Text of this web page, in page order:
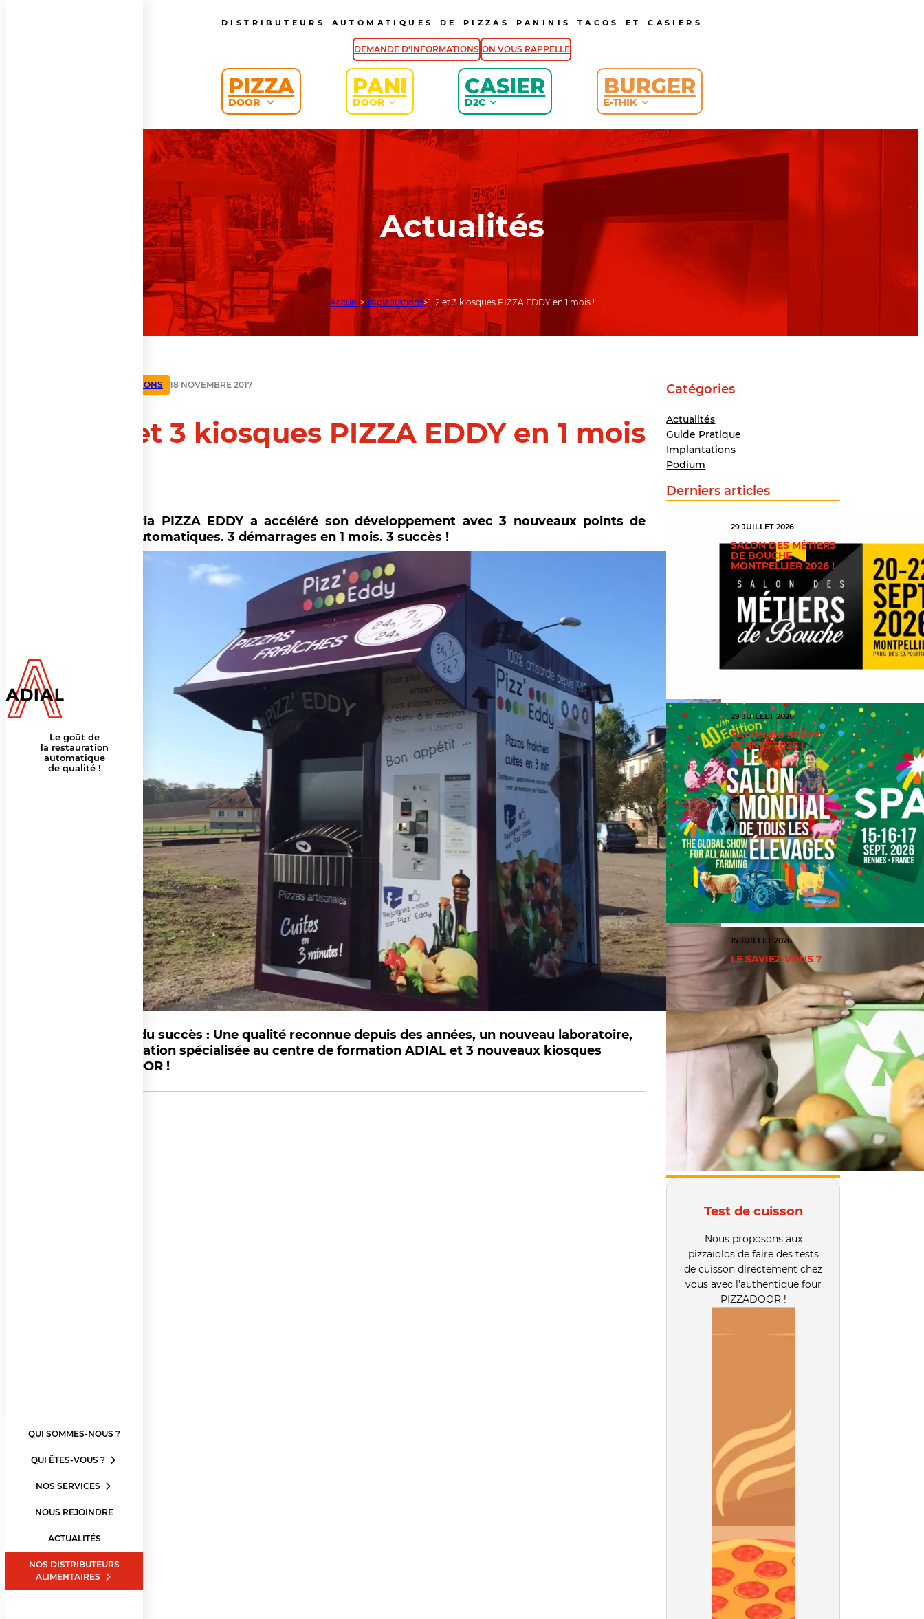
Le goût de
la restauration
automatique
de qualité !
QUI SOMMES-NOUS ?
QUI ÊTES-VOUS ?
NOS SERVICES
NOUS REJOINDRE
ACTUALITÉS
NOS DISTRIBUTEURS
ALIMENTAIRES
DISTRIBUTEURS AUTOMATIQUES DE PIZZAS PANINIS TACOS ET CASIERS
DEMANDE D'INFORMATIONS ON VOUS RAPPELLE
PIZZA
DOOR
PANI
DOOR
CASIER
D2C
BURGER
E-THIK
Actualités
Accueil Implantations 1, 2 et 3 kiosques PIZZA EDDY en 1 mois !
IMPLANTATIONS 18 NOVEMBRE 2017
1, 2 et 3 kiosques PIZZA EDDY en 1 mois
La pizzeria PIZZA EDDY a accéléré son développement avec 3 nouveaux points de
ventes automatiques. 3 démarrages en 1 mois. 3 succès !
Les clés du succès : Une qualité reconnue depuis des années, un nouveau laboratoire,
une formation spécialisée au centre de formation ADIAL et 3 nouveaux kiosques
PIZZADOOR !
Catégories
Actualités
Guide Pratique
Implantations
Podium
Derniers articles
29 JUILLET 2026
SALON DES MÉTIERS
DE BOUCHE
MONTPELLIER 2026 !
29 JUILLET 2026
SALON DU SPACE
RENNES 2026 !
15 JUILLET 2026
LE SAVIEZ-VOUS ?
Test de cuisson
Nous proposons aux
pizzaïolos de faire des tests
de cuisson directement chez
vous avec l’authentique four
PIZZADOOR !